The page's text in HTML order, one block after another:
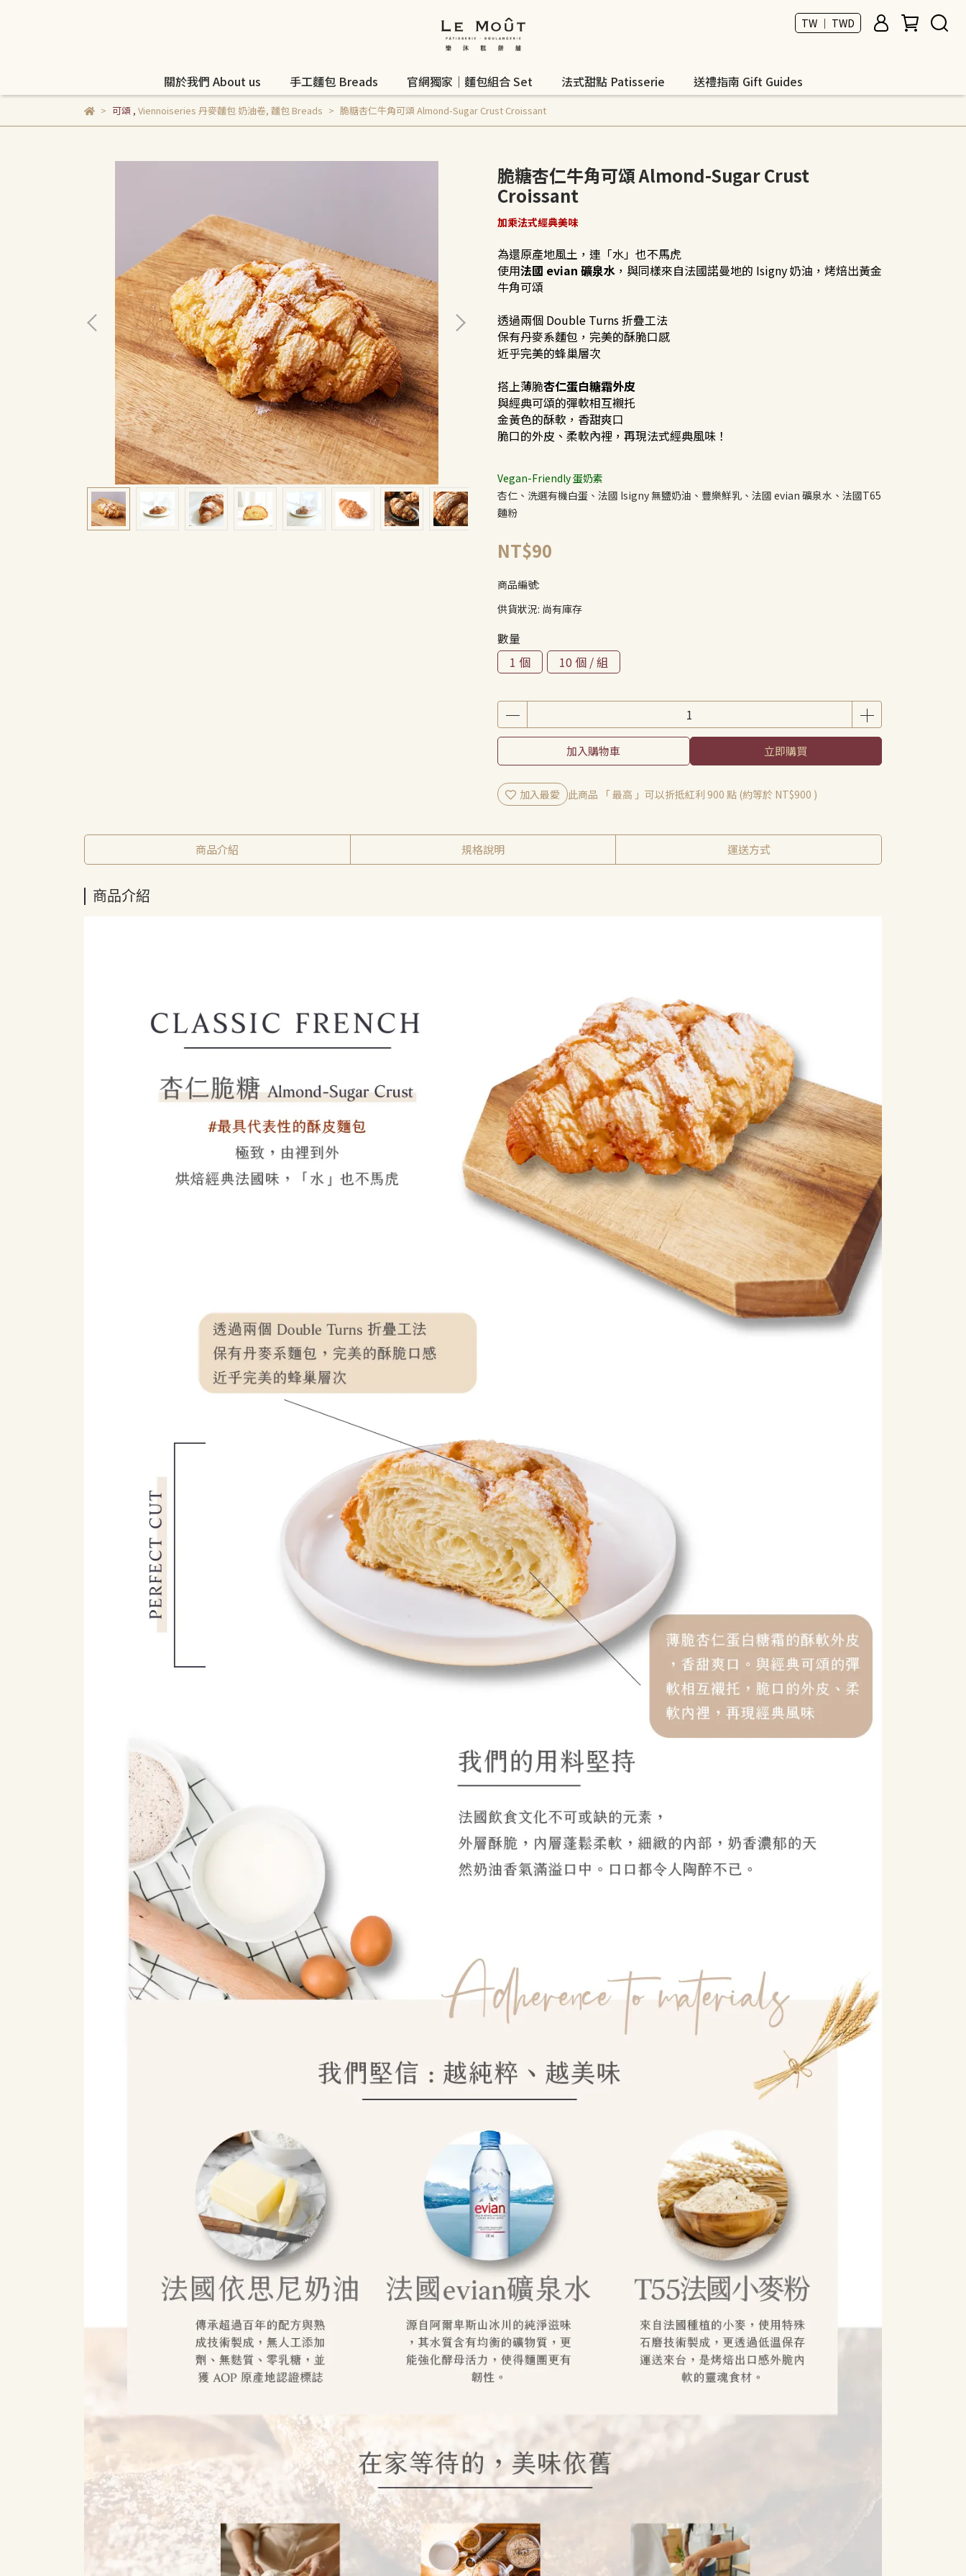
TW ｜ TWD
關於我們 About us 手工麵包 Breads 官網獨家｜麵包組合 Set 法式甜點 Patisserie 送禮指南 Gift Guides
可頌, Viennoiseries 丹麥麵包 奶油卷, 麵包 Breads 脆糖杏仁牛角可頌 Almond-Sugar Crust Croissant
脆糖杏仁牛角可頌 Almond-Sugar Crust
Croissant
加乘法式經典美味
為還原產地風土，連「水」也不馬虎
使用法國 evian 礦泉水 ，與同樣來自法國諾曼地的 Isigny 奶油，烤焙出黃金
牛角可頌
透過兩個 Double Turns 折疊工法
保有丹麥系麵包，完美的酥脆口感
近乎完美的蜂巢層次
搭上薄脆杏仁蛋白糖霜外皮
與經典可頌的彈軟相互襯托
金黃色的酥軟，香甜爽口
脆口的外皮、柔軟內裡，再現法式經典風味！
Vegan-Friendly 蛋奶素
杏仁、洗選有機白蛋、法國 Isigny 無鹽奶油、豐樂鮮乳、法國 evian 礦泉水、法國T65
麵粉
NT$90
商品編號:
供貨狀況: 尚有庫存
數量
1 個
10 個 / 組
加入購物車 立即購買
加入最愛 此商品 「 最高 」可以折抵紅利 900 點 (約等於 NT$900 )
商品介紹 規格說明 運送方式
商品介紹